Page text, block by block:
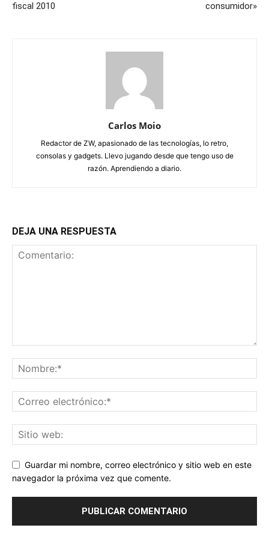
fiscal 2010
consumidor»
Carlos Moio
Redactor de ZW, apasionado de las tecnologías, lo retro,
consolas y gadgets. Llevo jugando desde que tengo uso de
razón. Aprendiendo a diario.
DEJA UNA RESPUESTA
Guardar mi nombre, correo electrónico y sitio web en este
navegador la próxima vez que comente.